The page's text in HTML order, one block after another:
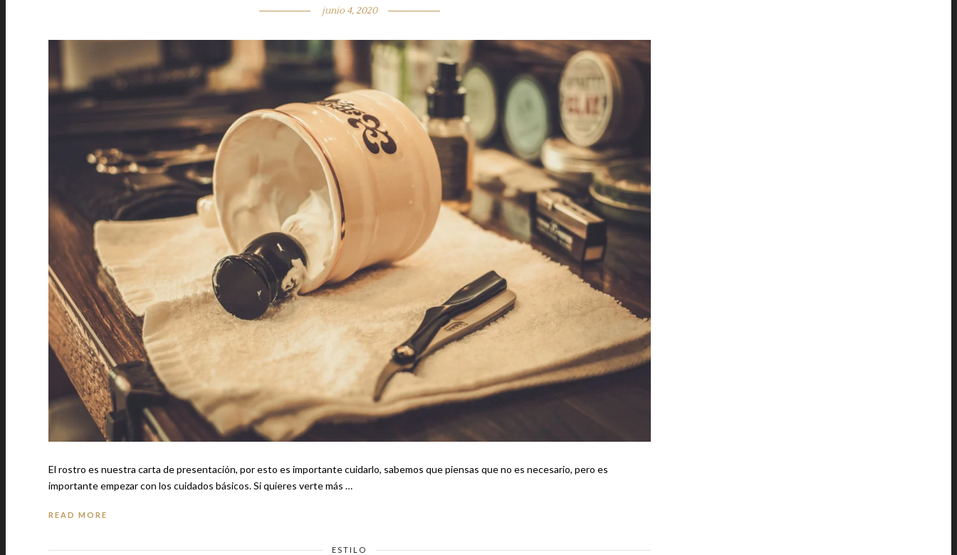
junio 4, 2020
El rostro es nuestra carta de presentación, por esto es importante cuidarlo, sabemos que piensas que no es necesario, pero es
importante empezar con los cuidados básicos. Si quieres verte más …
READ MORE
ESTILO